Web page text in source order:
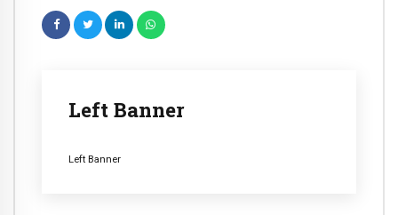
Left Banner
Left Banner